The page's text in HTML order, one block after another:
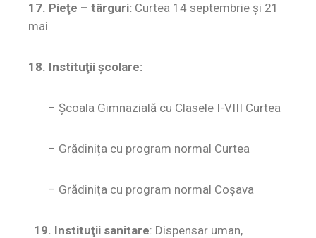
17. Pieţe – târguri: Curtea 14 septembrie și 21
mai
18. Instituţii şcolare:
– Școala Gimnazială cu Clasele I-VIII Curtea
– Grădinița cu program normal Curtea
– Grădinița cu program normal Coșava
19. Instituţii sanitare: Dispensar uman,